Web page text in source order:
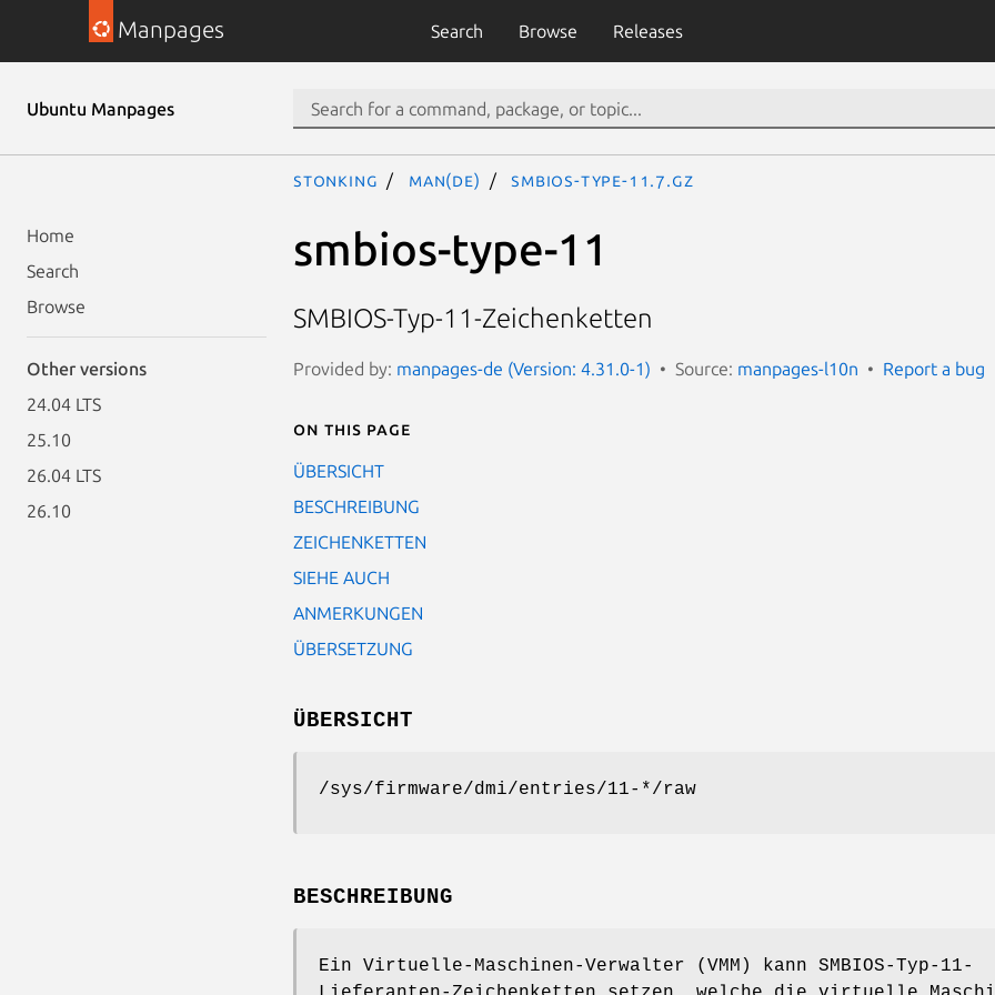
Manpages Search Browse Releases
Ubuntu Manpages
Home
Search
Browse
Other versions
24.04 LTS
25.10
26.04 LTS
26.10
stonking man(de) smbios-type-11.7.gz
smbios-type-11
SMBIOS-Typ-11-Zeichenketten
Provided by: manpages-de (Version: 4.31.0-1) Source: manpages-l10n Report a bug
On this page
ÜBERSICHT
BESCHREIBUNG
ZEICHENKETTEN
SIEHE AUCH
ANMERKUNGEN
ÜBERSETZUNG
ÜBERSICHT
/sys/firmware/dmi/entries/11-*/raw
BESCHREIBUNG
Ein Virtuelle-Maschinen-Verwalter (VMM) kann SMBIOS-Typ-11-